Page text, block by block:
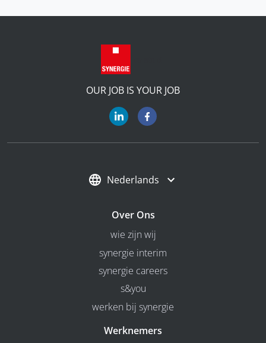
OUR JOB IS YOUR JOB
Nederlands
Over Ons
wie zijn wij
synergie interim
synergie careers
s&you
werken bij synergie
Werknemers